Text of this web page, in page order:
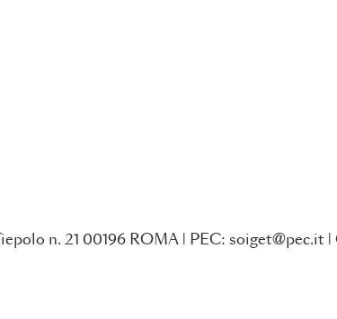
n. 21 00196 ROMA | PEC: soiget@pec.it |